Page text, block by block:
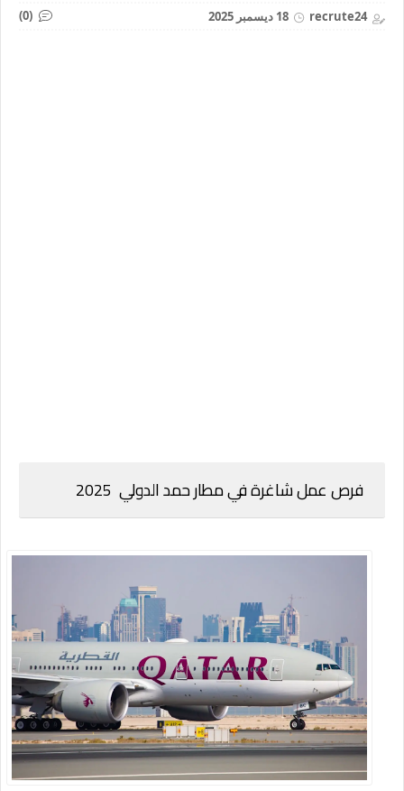
recrute24 18 ديسمبر 2025 (0)
فرص عمل شاغرة في مطار حمد الدولي 2025